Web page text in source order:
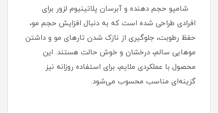
شامپو حجم دهنده و آبرسان پلاتینیوم لزور برای
افرادی طراحی شده است که به دنبال افزایش حجم مو،
حفظ رطوبت، جلوگیری از نازک شدن تارهای مو و داشتن
موهایی سالم، درخشان و خوش‌ حالت هستند. این
محصول با عملکردی ملایم، برای استفاده روزانه نیز
گزینه‌ای مناسب محسوب می‌شود.